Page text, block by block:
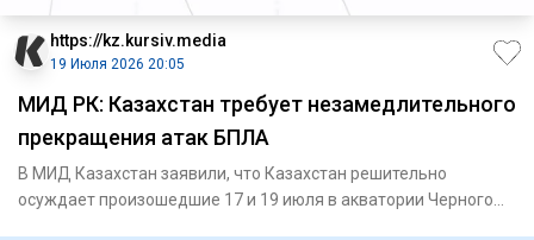
https://kz.kursiv.media
19 Июля 2026 20:05
МИД РК: Казахстан требует незамедлительного
прекращения атак БПЛА
В МИД Казахстан заявили, что Казахстан решительно
осуждает произошедшие 17 и 19 июля в акватории Черного